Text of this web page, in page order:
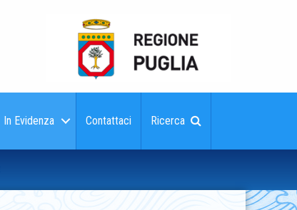
In Evidenza Contattaci Ricerca